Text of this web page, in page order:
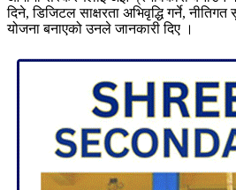
दिने, डिजिटल साक्षरता अभिवृद्धि गर्ने,
योजना बनाएको उनले जानकारी दिए ।